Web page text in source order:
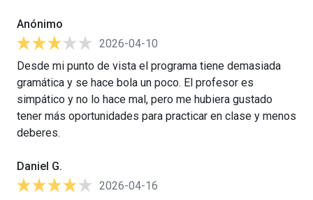
Anónimo
2026-04-10
Desde mi punto de vista el programa tiene demasiada
gramática y se hace bola un poco. El profesor es
simpático y no lo hace mal, pero me hubiera gustado
tener más oportunidades para practicar en clase y menos
deberes.
Daniel G.
2026-04-16